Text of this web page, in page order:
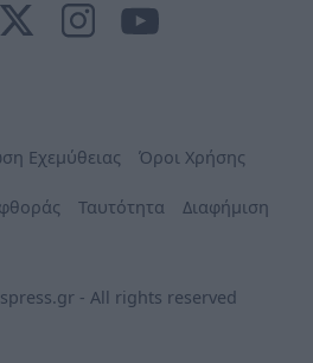
Εχεμύθειας Όροι Χρήσης
Ταυτότητα Διαφήμιση
- All rights reserved